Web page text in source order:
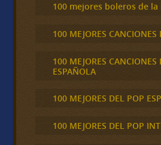
100 mejores boleros de
100 MEJORES CANCIONES
100 MEJORES CANCIONES
ESPAÑOLA
100 MEJORES DEL POP
100 MEJORES DEL POP